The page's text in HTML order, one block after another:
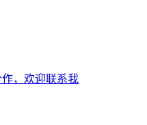
，欢迎联系我